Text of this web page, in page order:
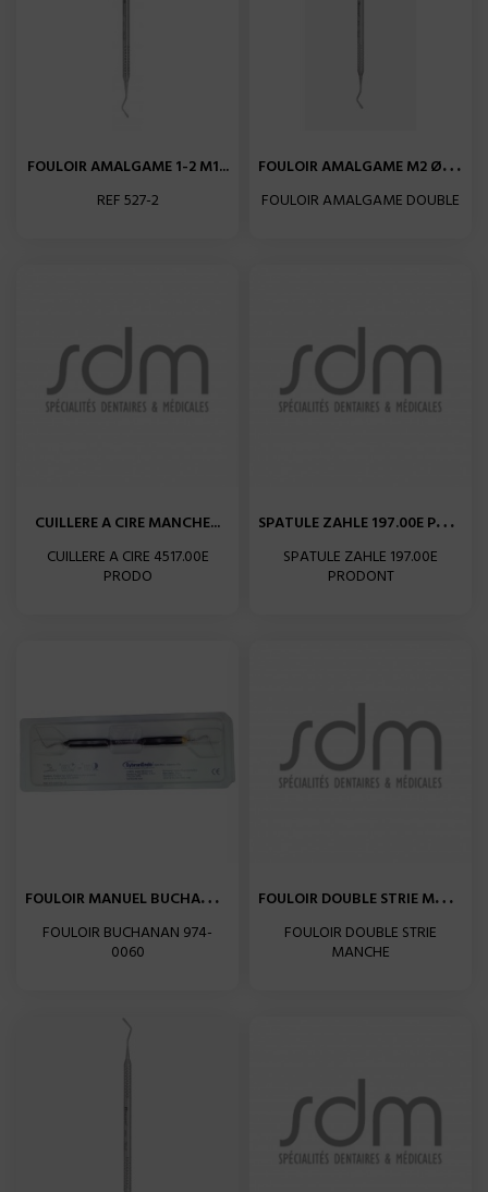
FOULOIR AMALGAME 1-2 M1...
REF 527-2
F
OULOIR AMALGAME M2 Ø1.9MM...
FOULOIR AMALGAME DOUBLE
CUILLERE A CIRE MANCHE...
CUILLERE A CIRE 4517.00E
PRODO
S
PATULE ZAHLE 197.00E PRODONT
SPATULE ZAHLE 197.00E
PRODONT
F
OULOIR MANUEL BUCHANAN N°0...
FOULOIR BUCHANAN 974-
0060
F
OULOIR DOUBLE STRIE MANCHE...
FOULOIR DOUBLE STRIE
MANCHE